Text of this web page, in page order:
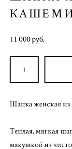
11 000 pуб.
Шапка женская из
Теплая, мягкая
макушкой из